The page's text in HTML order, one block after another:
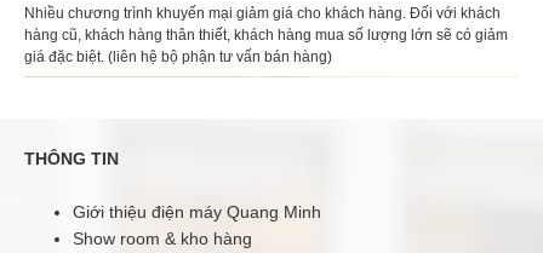
Nhiều chương trình khuyến mại giảm giá cho khách hàng. Đối với khách
hàng cũ, khách hàng thân thiết, khách hàng mua số lượng lớn sẽ có giảm
giá đặc biệt. (liên hệ bộ phận tư vấn bán hàng)
THÔNG TIN
Giới thiệu điện máy Quang Minh
Show room & kho hàng